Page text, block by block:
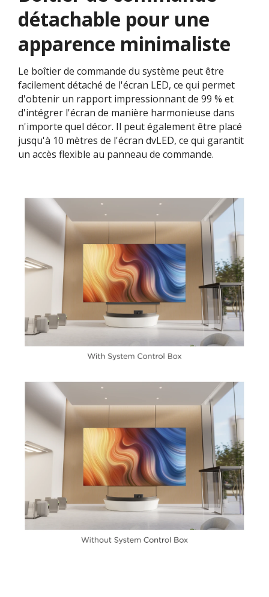
détachable pour une
apparence minimaliste​
Le boîtier de commande du système peut être
facilement détaché de l'écran LED, ce qui permet
d'obtenir un rapport impressionnant de 99 % et
d'intégrer l'écran de manière harmonieuse dans
n'importe quel décor. Il peut également être placé
jusqu'à 10 mètres de l'écran dvLED, ce qui garantit
un accès flexible au panneau de commande.